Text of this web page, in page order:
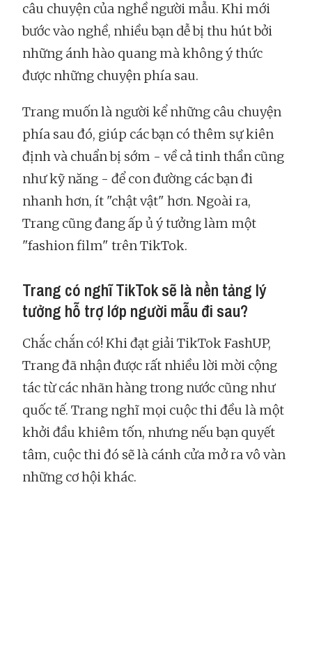
câu chuyện của nghề người mẫu. Khi mới
bước vào nghề, nhiều bạn dễ bị thu hút bởi
những ánh hào quang mà không ý thức
được những chuyện phía sau.
Trang muốn là người kể những câu chuyện
phía sau đó, giúp các bạn có thêm sự kiên
định và chuẩn bị sớm - về cả tinh thần cũng
như kỹ năng - để con đường các bạn đi
nhanh hơn, ít "chật vật" hơn. Ngoài ra,
Trang cũng đang ấp ủ ý tưởng làm một
"fashion film" trên TikTok.
Trang có nghĩ TikTok sẽ là nền tảng lý
tưởng hỗ trợ lớp người mẫu đi sau?
Chắc chắn có! Khi đạt giải TikTok FashUP,
Trang đã nhận được rất nhiều lời mời cộng
tác từ các nhãn hàng trong nước cũng như
quốc tế. Trang nghĩ mọi cuộc thi đều là một
khởi đầu khiêm tốn, nhưng nếu bạn quyết
tâm, cuộc thi đó sẽ là cánh cửa mở ra vô vàn
những cơ hội khác.